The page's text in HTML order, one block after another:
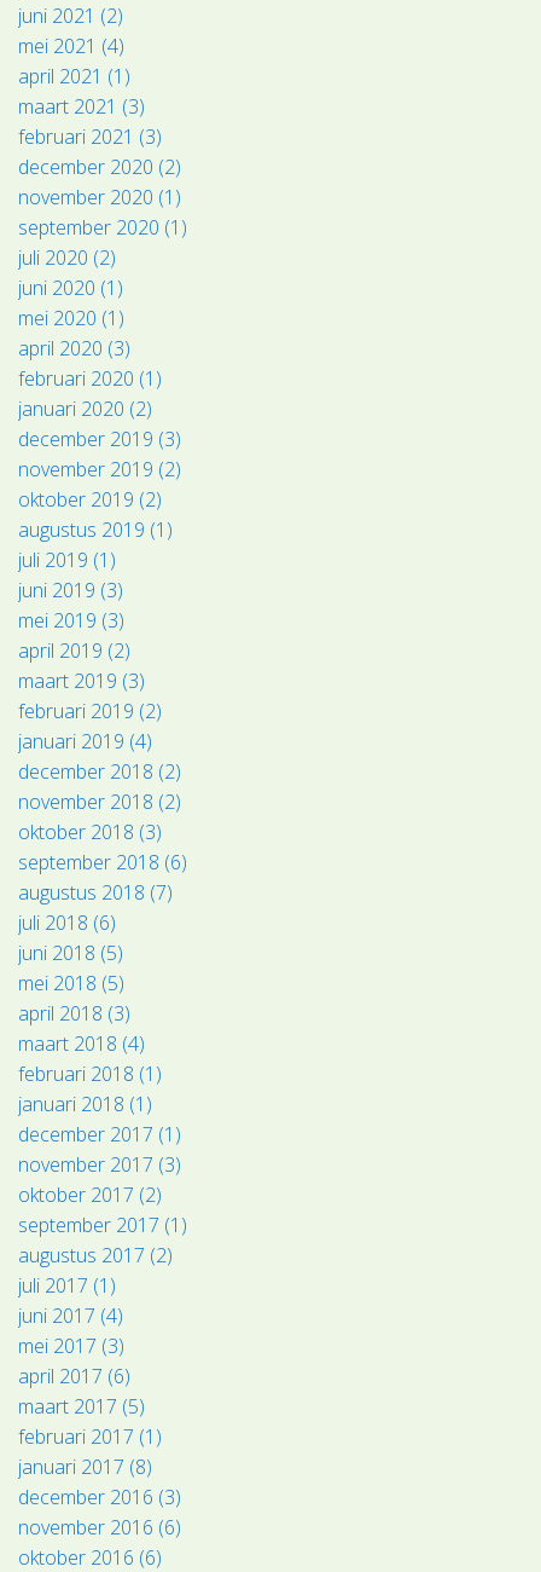
juni 2021 (2)
mei 2021 (4)
april 2021 (1)
maart 2021 (3)
februari 2021 (3)
december 2020 (2)
november 2020 (1)
september 2020 (1)
juli 2020 (2)
juni 2020 (1)
mei 2020 (1)
april 2020 (3)
februari 2020 (1)
januari 2020 (2)
december 2019 (3)
november 2019 (2)
oktober 2019 (2)
augustus 2019 (1)
juli 2019 (1)
juni 2019 (3)
mei 2019 (3)
april 2019 (2)
maart 2019 (3)
februari 2019 (2)
januari 2019 (4)
december 2018 (2)
november 2018 (2)
oktober 2018 (3)
september 2018 (6)
augustus 2018 (7)
juli 2018 (6)
juni 2018 (5)
mei 2018 (5)
april 2018 (3)
maart 2018 (4)
februari 2018 (1)
januari 2018 (1)
december 2017 (1)
november 2017 (3)
oktober 2017 (2)
september 2017 (1)
augustus 2017 (2)
juli 2017 (1)
juni 2017 (4)
mei 2017 (3)
april 2017 (6)
maart 2017 (5)
februari 2017 (1)
januari 2017 (8)
december 2016 (3)
november 2016 (6)
oktober 2016 (6)